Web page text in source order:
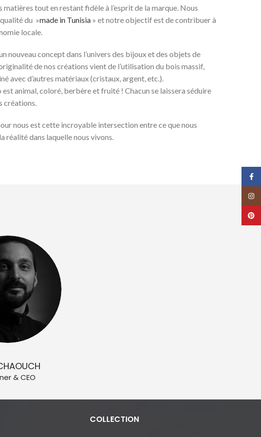
matières tout en restant fidèle à l’esprit de la marque. Nous
du »made in Tunisia » et notre objectif est de contribuer à
locale.
nouveau concept dans l’univers des bijoux et des objets de
de nos créations vient de l’utilisation du bois massif,
avec d’autres matériaux (cristaux, argent, etc.).
est animal, coloré, berbère et fruité ! Chacun se laissera séduire
créations.
nous est cette incroyable intersection entre ce que nous
réalité dans laquelle nous vivons.
& CEO
COLLECTION